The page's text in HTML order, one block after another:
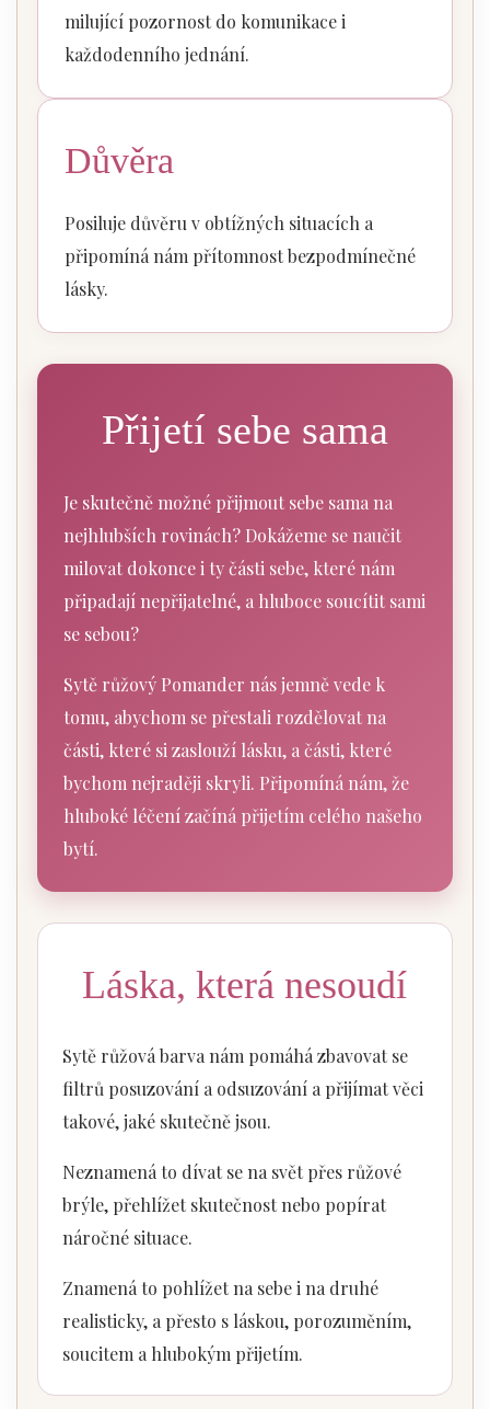
milující pozornost do komunikace i
každodenního jednání.
Důvěra
Posiluje důvěru v obtížných situacích a
připomíná nám přítomnost bezpodmínečné
lásky.
Přijetí sebe sama
Je skutečně možné přijmout sebe sama na
nejhlubších rovinách? Dokážeme se naučit
milovat dokonce i ty části sebe, které nám
připadají nepřijatelné, a hluboce soucítit sami
se sebou?
Sytě růžový Pomander nás jemně vede k
tomu, abychom se přestali rozdělovat na
části, které si zaslouží lásku, a části, které
bychom nejraději skryli. Připomíná nám, že
hluboké léčení začíná přijetím celého našeho
bytí.
Láska, která nesoudí
Sytě růžová barva nám pomáhá zbavovat se
filtrů posuzování a odsuzování a přijímat věci
takové, jaké skutečně jsou.
Neznamená to dívat se na svět přes růžové
brýle, přehlížet skutečnost nebo popírat
náročné situace.
Znamená to pohlížet na sebe i na druhé
realisticky, a přesto s láskou, porozuměním,
soucitem a hlubokým přijetím.